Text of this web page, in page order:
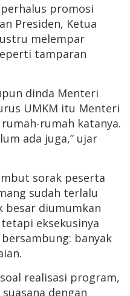
promosi
Presiden, Ketua
melempar
tamparan
dinda Menteri
UMKM itu Menteri
rumah katanya.
ada juga,” ujar
sorak peserta
sudah terlalu
besar diumumkan
eksekusinya
banyak
realisasi program,
dengan